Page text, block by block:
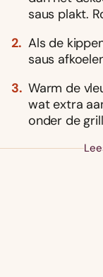
saus plakt.
Als de
saus
Warm de
wat extra
onder de